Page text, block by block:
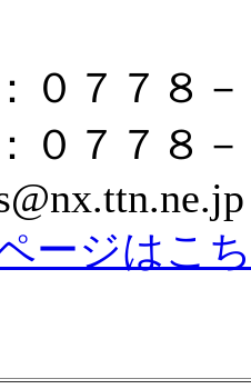
０７７８
０７７８
ージはこ